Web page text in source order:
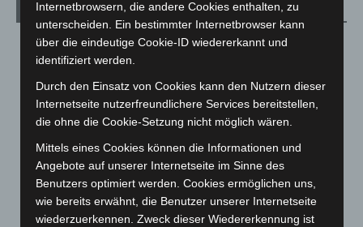
Archiv
August 2026(10)
Juni 2026(139)
Mai 2026(99)
April 2026(99)
März 2026(115)
Februar 2026(109)
Januar 2026(122)
Internetbrowsern, die andere Cookies enthalten, zu
unterscheiden. Ein bestimmter Internetbrowser kann
über die eindeutige Cookie-ID wiedererkannt und
identifiziert werden.
Durch den Einsatz von Cookies kann den Nutzern dieser
Internetseite nutzerfreundlichere Services bereitstellen,
die ohne die Cookie-Setzung nicht möglich wären.
Mittels eines Cookies können die Informationen und
Angebote auf unserer Internetseite im Sinne des
Benutzers optimiert werden. Cookies ermöglichen uns,
wie bereits erwähnt, die Benutzer unserer Internetseite
wiederzuerkennen. Zweck dieser Wiedererkennung ist